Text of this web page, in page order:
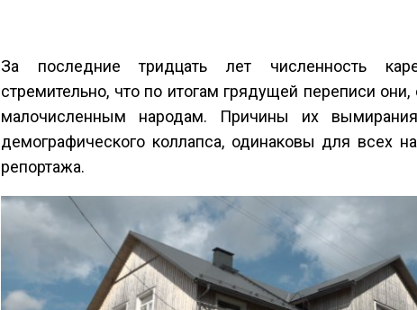
За последние тридцать лет численность
стремительно, что по итогам грядущей переписи
малочисленным народам. Причины их
демографического коллапса, одинаковы для всех
репортажа.